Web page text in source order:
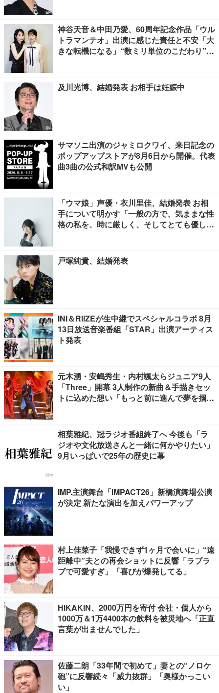
神谷天音＆中田乃愛、60周年記念作品「ウル
トラマンテオ」出演に感じた責任と不安「大
きな転機になる」“数ミリ単位のこだわり”特
及川光博、結婚発表 お相手は妊娠中
サマソニ出演のジャミロクワイ、来日記念の
ポップアップストアが8月6日から開催。代表
曲3曲の公式和訳MVも公開
「ウマ娘」声優・衣川里佳、結婚発表 お相
手について明かす「一般の方で、気ままな性
格の私を、時に厳しく、そしてとても優し
戸塚純貴、結婚発表
INI＆RIIZEが生中継でスペシャルコラボ 8月
13日放送音楽番組「STAR」出演アーティス
ト発表
元木湧・安嶋秀生・内村颯太らジュニア9人
「Three」開幕 3人制作の新曲＆手描きセッ
トに込めた想い「もっと前に進んで夢を掴み
相葉雅紀、冠ラジオ番組終了へ 今後も「ラ
ジオや文化放送さんと一緒に何かやりたい」
9月いっぱいで25年の歴史に幕
IMP.主演舞台「IMPACT26」新橋演舞場公演
が決定 新たな演出を加えパワーアップ
村上佳菜子「我慢できず1ヶ月で会いに」“遠
距離中”夫との再会ショットに反響「ラブラ
ブで可愛すぎ」「喜びが爆発してる」
HIKAKIN、2000万円を寄付 会社・個人から
1000万＆1万4400本の飲料を被災地へ「正直
言葉が出ませんでした」
佐藤二朗「33年間で初めて」妻との“ノロケ
砲”に反響続々「威力抜群」「奥様かっこい
い」